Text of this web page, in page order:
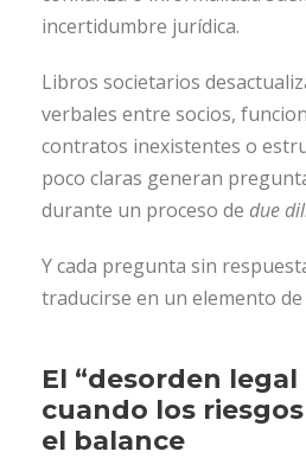
incertidumbre jurídica.
Libros societarios
verbales entre socios,
contratos inexistentes o
poco claras generan
durante un proceso de due
Y cada pregunta sin
traducirse en un elemento
El “desorden legal
cuando los
el balance